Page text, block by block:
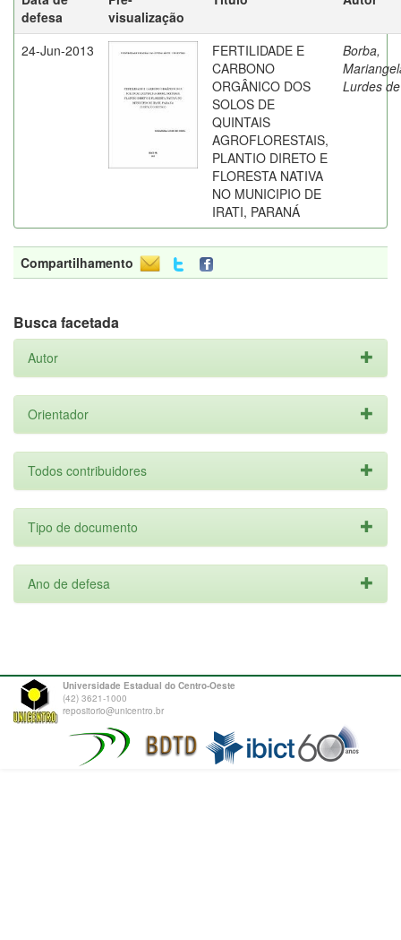
defesa
visualização
24-Jun-2013
FERTILIDADE E
CARBONO
ORGÂNICO DOS
SOLOS DE
QUINTAIS
AGROFLORESTAIS,
PLANTIO DIRETO E
FLORESTA NATIVA
NO MUNICIPIO DE
IRATI, PARANÁ
Borba,
Lurdes de
Compartilhamento
Busca facetada
Autor
Orientador
Todos contribuidores
Tipo de documento
Ano de defesa
Universidade Estadual do Centro-Oeste
(42) 3621-1000
repositorio@unicentro.br